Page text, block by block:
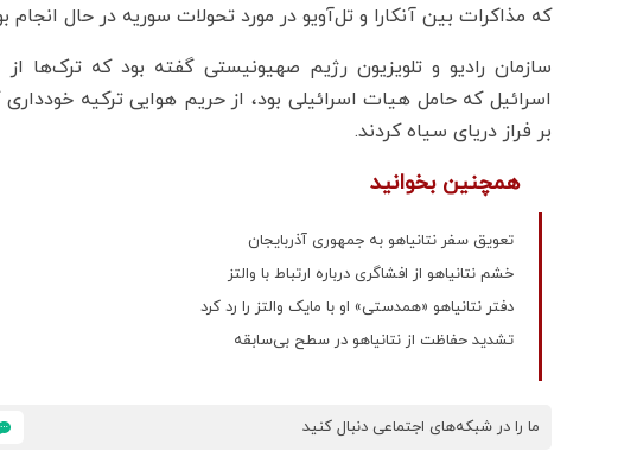
که مذاکرات بین آنکارا و تل‌آویو در مورد تحولات سوریه در حال
اسرائیل که حامل هیات اسرائیلی بود، از حریم هوایی ترکیه
بر فراز دریای سیاه کردند.
همچنین بخوانید
تعویق سفر نتانیاهو به جمهوری آذربایجان
خشم نتانیاهو از افشاگری درباره ارتباط با والتز
دفتر نتانیاهو «همدستی» او با مایک والتز را رد کرد
تشدید حفاظت از نتانیاهو در سطح بی‌سابقه
ما را در شبکه‌های اجتماعی دنبال کنید